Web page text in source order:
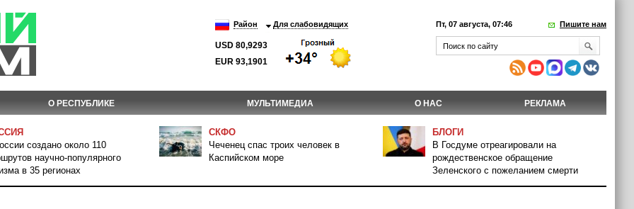
Район Для слабовидящих
USD 80,9293
EUR 93,1901
Пт, 07 августа, 07:46 Пишите нам
О РЕСПУБЛИКЕ МУЛЬТИМЕДИА О НАС РЕКЛАМА
создано около 110
научно-популярного
в 35 регионах
СКФО
Чеченец спас троих человек в
Каспийском море
БЛОГИ
В Госдуме отреагировали на
рождественское обращение
Зеленского с пожеланием смерти